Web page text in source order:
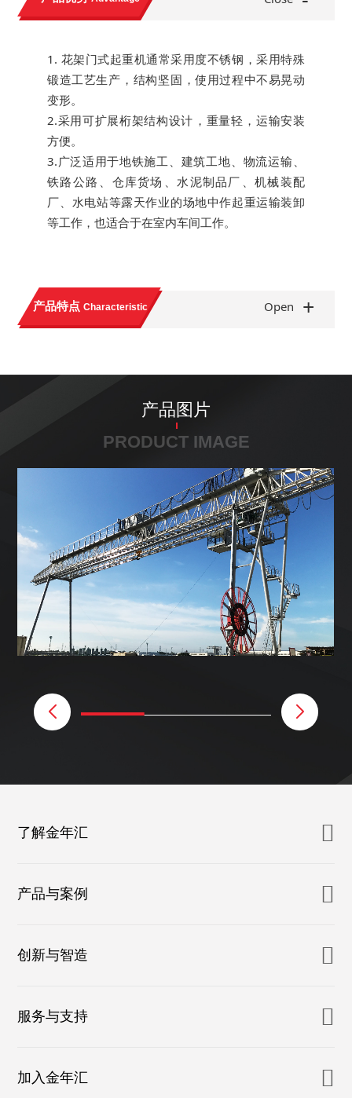
1. 花架门式起重机通常采用度不锈钢，采用特殊
锻造工艺生产，结构坚固，使用过程中不易晃动
变形。
2.采用可扩展桁架结构设计，重量轻，运输安装
方便。
3.广泛适用于地铁施工、建筑工地、物流运输、
铁路公路、仓库货场、水泥制品厂、机械装配
厂、水电站等露天作业的场地中作起重运输装卸
等工作，也适合于在室内车间工作。
产品特点Characteristic Open +
产品图片
PRODUCT IMAGE
了解金年汇
产品与案例
创新与智造
服务与支持
加入金年汇